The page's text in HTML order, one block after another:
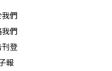
們
們
登
報